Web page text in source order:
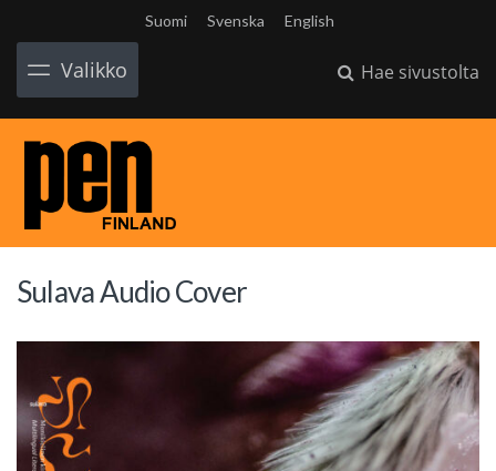
Suomi Svenska English
Valikko Hae sivustolta
Sulava Audio Cover